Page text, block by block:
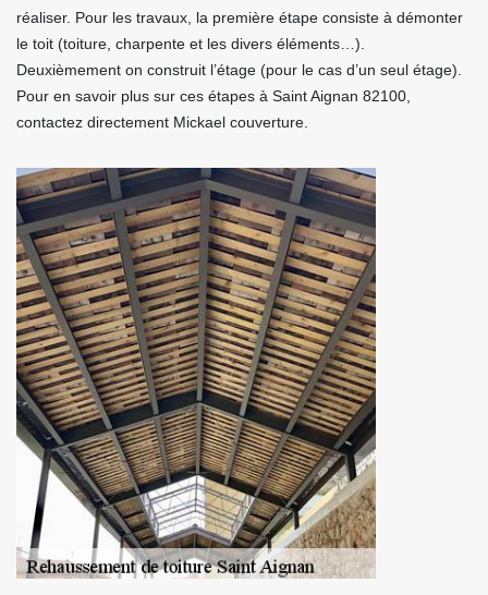
réaliser. Pour les travaux, la première étape consiste à démonter
le toit (toiture, charpente et les divers éléments…).
Deuxièmement on construit l’étage (pour le cas d’un seul étage).
Pour en savoir plus sur ces étapes à Saint Aignan 82100,
contactez directement Mickael couverture.